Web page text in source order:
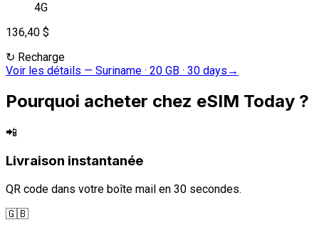
4G
136,40 $
↻ Recharge
Voir les détails — Suriname · 20 GB · 30 days →
Pourquoi acheter chez eSIM Today ?
📲
Livraison instantanée
QR code dans votre boîte mail en 30 secondes.
🇬🇧